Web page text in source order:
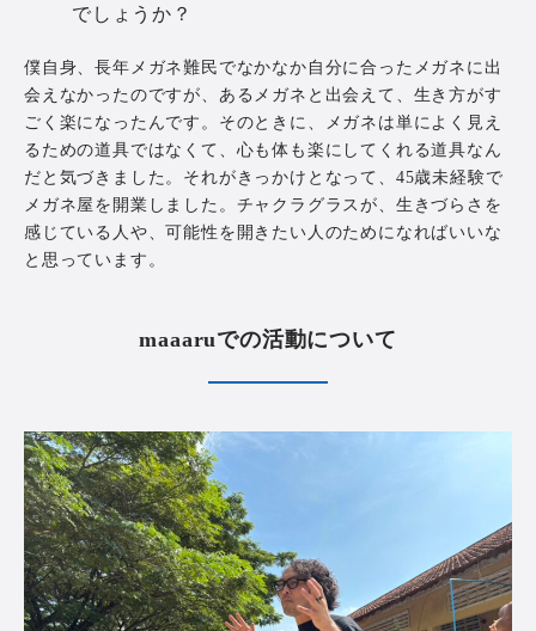
でしょうか？
僕自身、長年メガネ難民でなかなか自分に合ったメガネに出
会えなかったのですが、あるメガネと出会えて、生き方がす
ごく楽になったんです。そのときに、メガネは単によく見え
るための道具ではなくて、心も体も楽にしてくれる道具なん
だと気づきました。それがきっかけとなって、45歳未経験で
メガネ屋を開業しました。チャクラグラスが、生きづらさを
感じている人や、可能性を開きたい人のためになればいいな
と思っています。
maaaruでの活動について